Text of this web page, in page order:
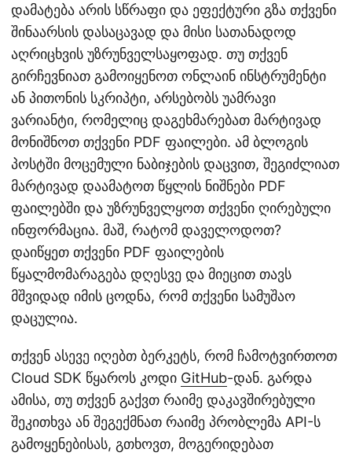
დამატება არის სწრაფი და ეფექტური გზა თქვენი
შინაარსის დასაცავად და მისი სათანადოდ
აღრიცხვის უზრუნველსაყოფად. თუ თქვენ
გირჩევნიათ გამოიყენოთ ონლაინ ინსტრუმენტი
ან პითონის სკრიპტი, არსებობს უამრავი
ვარიანტი, რომელიც დაგეხმარებათ მარტივად
მონიშნოთ თქვენი PDF ფაილები. ამ ბლოგის
პოსტში მოცემული ნაბიჯების დაცვით, შეგიძლიათ
მარტივად დაამატოთ წყლის ნიშნები PDF
ფაილებში და უზრუნველყოთ თქვენი ღირებული
ინფორმაცია. მაშ, რატომ დაველოდოთ?
დაიწყეთ თქვენი PDF ფაილების
წყალმომარაგება დღესვე და მიეცით თავს
მშვიდად იმის ცოდნა, რომ თქვენი სამუშაო
დაცულია.
თქვენ ასევე იღებთ ბერკეტს, რომ ჩამოტვირთოთ
Cloud SDK წყაროს კოდი GitHub-დან. გარდა
ამისა, თუ თქვენ გაქვთ რაიმე დაკავშირებული
შეკითხვა ან შეგექმნათ რაიმე პრობლემა API-ს
გამოყენებისას, გთხოვთ, მოგერიდებათ